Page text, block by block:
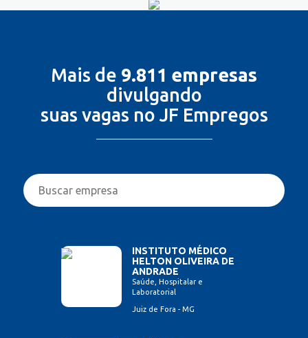
Mais de 9.811 empresas
divulgando
suas vagas no JF Empregos
INSTITUTO MÉDICO
HELTON OLIVEIRA DE
ANDRADE
Saúde, Hospitalar e
Laboratorial
Juiz de Fora - MG